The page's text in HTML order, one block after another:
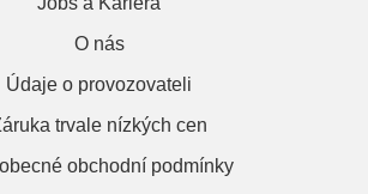
O nás
Údaje o provozovateli
trvale nízkých cen
obchodní podmínky